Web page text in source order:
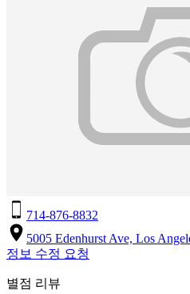
714-876-8832
5005 Edenhurst Ave, Los
정보 수정 요청
별점 리뷰